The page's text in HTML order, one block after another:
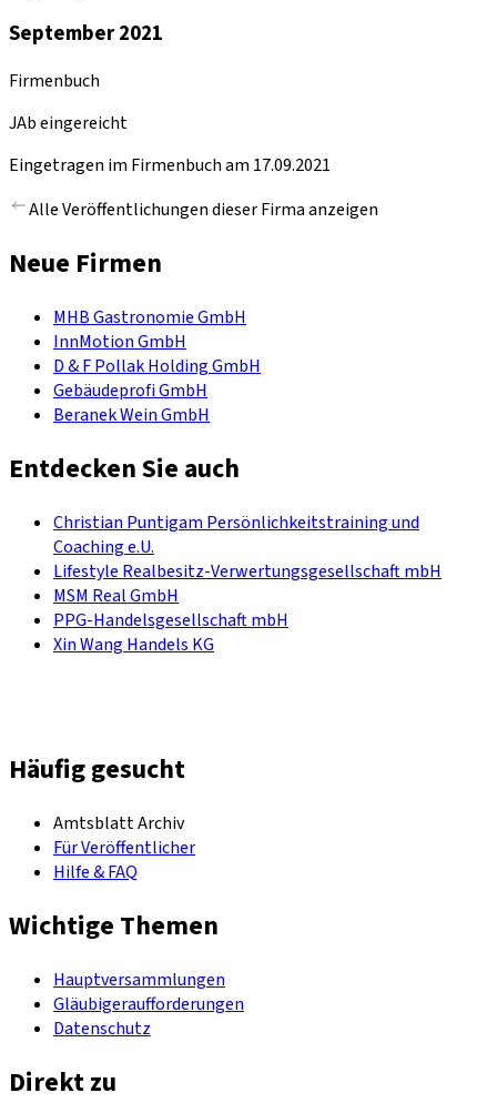
September 2021
Firmenbuch
JAb eingereicht
Eingetragen im Firmenbuch am 17.09.2021
Alle Veröffentlichungen dieser Firma anzeigen
Neue Firmen
MHB Gastronomie GmbH
InnMotion GmbH
D & F Pollak Holding GmbH
Gebäudeprofi GmbH
Beranek Wein GmbH
Entdecken Sie auch
Christian Puntigam Persönlichkeitstraining und
Coaching e.U.
Lifestyle Realbesitz-Verwertungsgesellschaft mbH
MSM Real GmbH
PPG-Handelsgesellschaft mbH
Xin Wang Handels KG
Häufig gesucht
Amtsblatt Archiv
Für Veröffentlicher
Hilfe & FAQ
Wichtige Themen
Hauptversammlungen
Gläubigeraufforderungen
Datenschutz
Direkt zu